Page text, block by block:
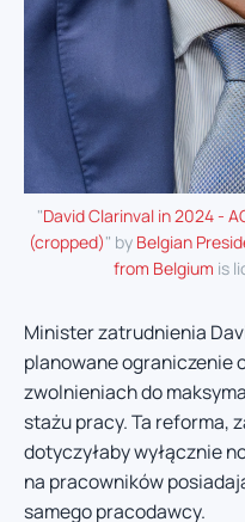
"David Clarinval in 2024 -
(cropped)" by Belgian
from Belgium is
Minister zatrudnienia
planowane ograniczenie
zwolnieniach do
stażu pracy. Ta reforma,
dotyczyłaby wyłącznie
na pracowników
samego pracodawcy.